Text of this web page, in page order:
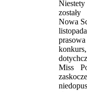
Nowa
Miss